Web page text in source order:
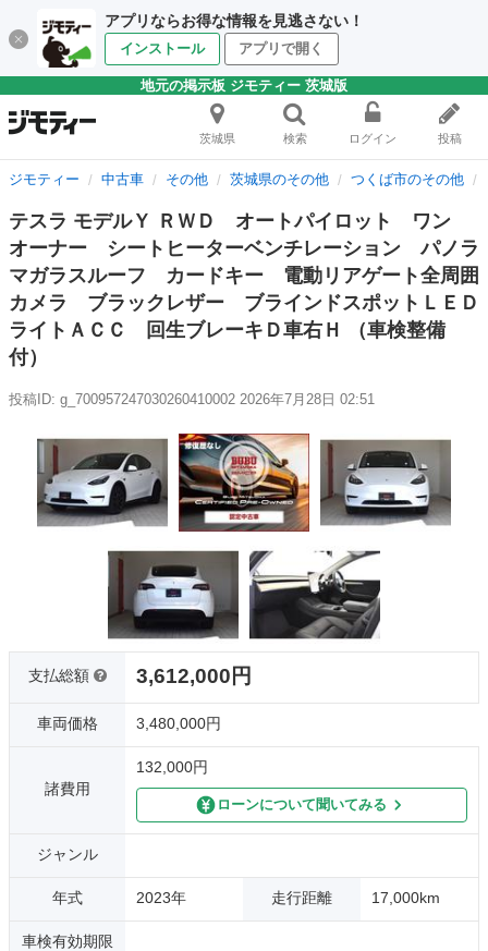
アプリならお得な情報を見逃さない！
インストール アプリで開く
地元の掲示板 ジモティー 茨城版
茨城県 検索 ログイン 投稿
ジモティー 中古車 その他 茨城県のその他 つくば市のその他
テスラ モデルＹ ＲＷＤ オートパイロット ワン
オーナー シートヒーターベンチレーション パノラ
マガラスルーフ カードキー 電動リアゲート全周囲
カメラ ブラックレザー ブラインドスポットＬＥＤ
ライトＡＣＣ 回生ブレーキＤ車右Ｈ （車検整備
付）
投稿ID: g_700957247030260410002 2026年7月28日 02:51
支払総額 3,612,000円
車両価格 3,480,000円
諸費用
132,000円
ローンについて聞いてみる
ジャンル
年式 2023年 走行距離 17,000km
車検有効期限